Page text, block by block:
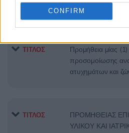
CONFIRM
ΕΞΟΠΛΙΣΜΟΥ
ΤΙΤΛΟΣ
Προμήθεια μίας
προσομοίωσης
ατυχημάτων και
ΤΙΤΛΟΣ
ΠΡΟΜΗΘΕΙΑΣ
ΥΛΙΚΟΥ ΚΑΙ